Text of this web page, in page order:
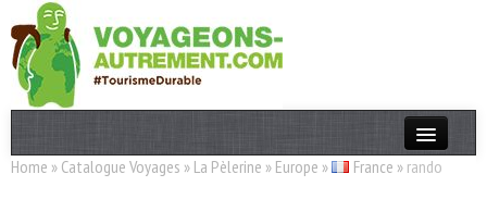
Actualités
Home » Catalogue Voyages » La Pèlerine » Europe » France » rando